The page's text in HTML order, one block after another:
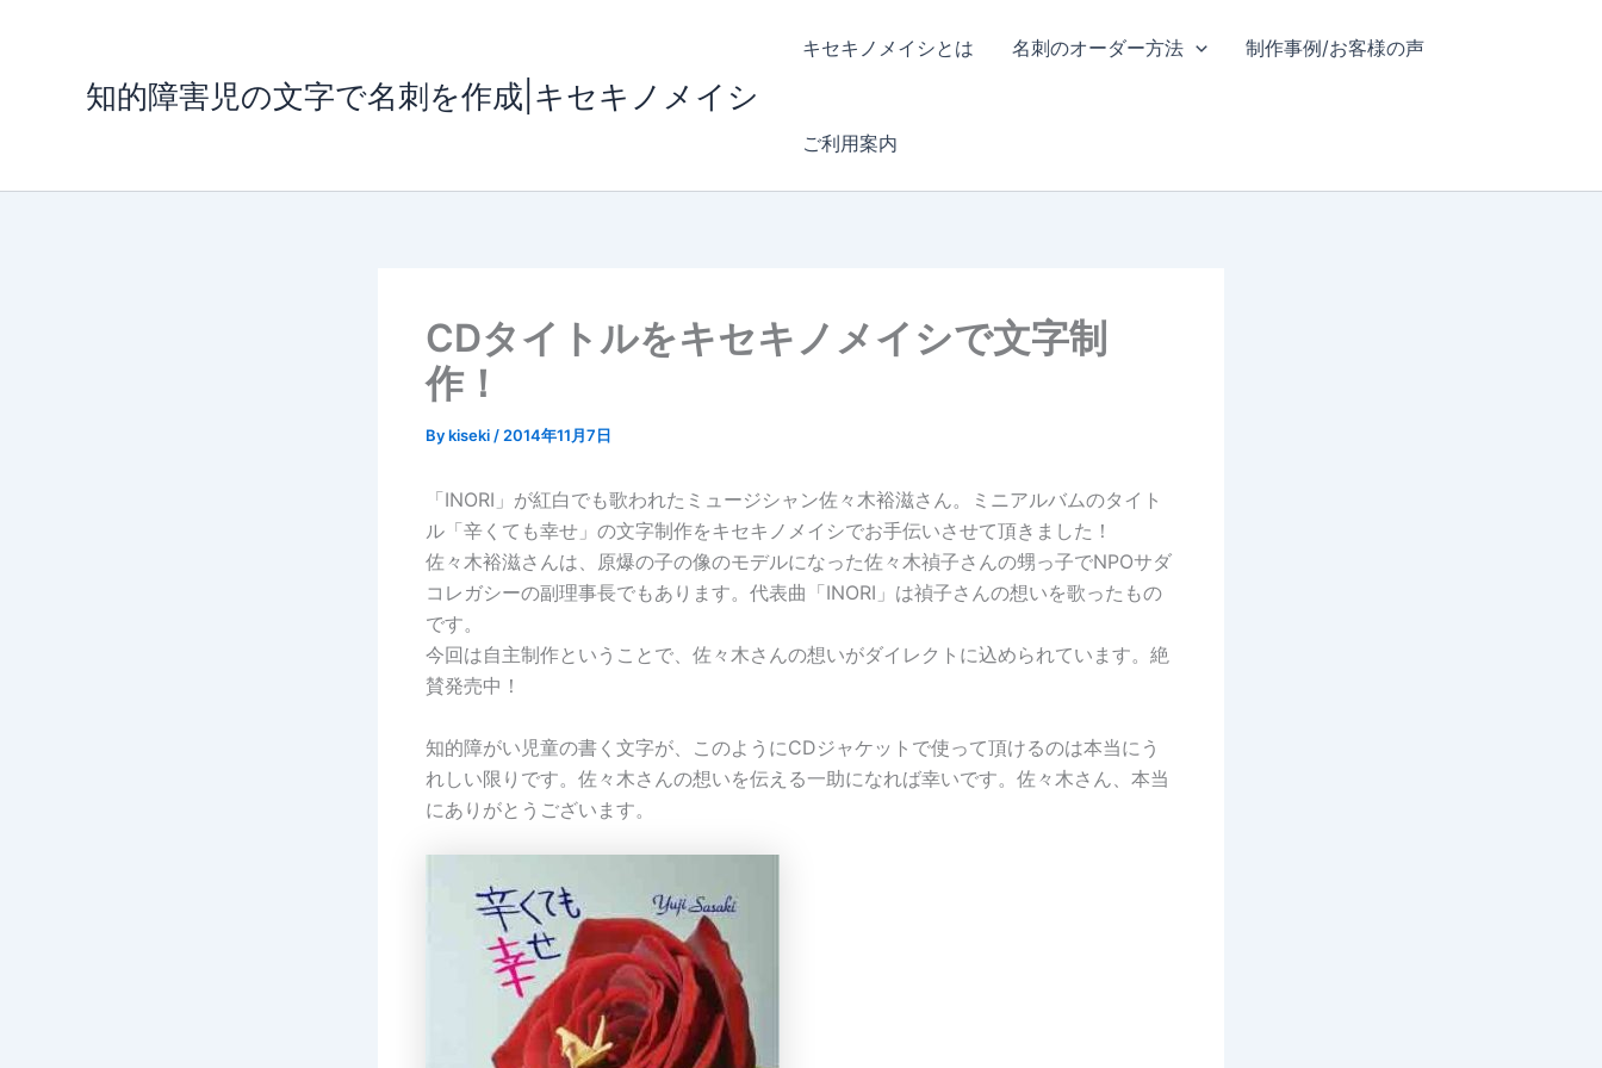
知的障害児の文字で名刺を作成|キセキノメイシ
キセキノメイシとは 名刺のオーダー方法 制作事例/お客様の声
ご利用案内
CDタイトルをキセキノメイシで文字制
作！
Bykiseki / 2014年11月7日
「INORI」が紅白でも歌われたミュージシャン佐々木裕滋さん。ミニアルバムのタイト
ル「辛くても幸せ」の文字制作をキセキノメイシでお手伝いさせて頂きました！
佐々木裕滋さんは、原爆の子の像のモデルになった佐々木禎子さんの甥っ子でNPOサダ
コレガシーの副理事長でもあります。代表曲「INORI」は禎子さんの想いを歌ったもの
です。
今回は自主制作ということで、佐々木さんの想いがダイレクトに込められています。絶
賛発売中！
知的障がい児童の書く文字が、このようにCDジャケットで使って頂けるのは本当にう
れしい限りです。佐々木さんの想いを伝える一助になれば幸いです。佐々木さん、本当
にありがとうございます。